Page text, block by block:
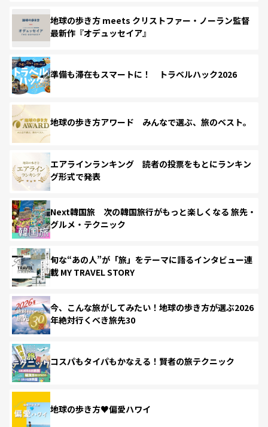
地球の歩き方 meets クリストファー・ノーラン監督
最新作『オデュッセイア』
準備も滞在もスマートに！ トラベルハック2026
地球の歩き方アワード みんなで選ぶ、旅のベスト。
エアラインランキング 読者の投票をもとにランキン
グ形式で発表
Next韓国旅 次の韓国旅行がもっと楽しくなる 旅先・
グルメ・テクニック
旬な“あの人”が「旅」をテーマに語るインタビュー連
載 MY TRAVEL STORY
今、こんな旅がしてみたい！地球の歩き方が選ぶ2026
年絶対行くべき旅先30
コスパもタイパもかなえる！賢者の旅テクニック
地球の歩き方♥偏愛ハワイ